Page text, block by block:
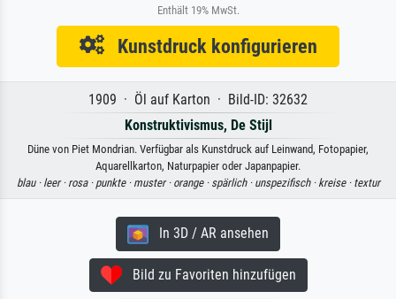
Enthält 19% MwSt.
Kunstdruck konfigurieren
1909 · Öl auf Karton · Bild-ID: 32632
Konstruktivismus, De Stijl
Düne von Piet Mondrian. Verfügbar als Kunstdruck auf Leinwand, Fotopapier,
Aquarellkarton, Naturpapier oder Japanpapier.
blau · leer · rosa · punkte · muster · orange · spärlich · unspezifisch · kreise · textur
In 3D / AR ansehen
Bild zu Favoriten hinzufügen